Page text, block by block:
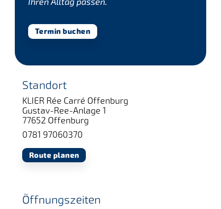
Termin buchen
Standort
KLIER Rée Carré Offenburg
Gustav-Ree-Anlage 1
77652 Offenburg
0781 97060370
Route planen
Öffnungszeiten